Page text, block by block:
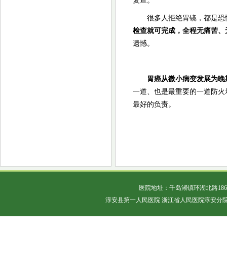
很多人拒绝胃镜，都是
检查就可完成，全程无痛苦、
遗憾。
胃癌从微小病变发展为
一道、也是最重要的一道防
最好的负责。
医院地址：千岛湖镇环湖北路
淳安县第一人民医院 浙江省人民医院淳安分